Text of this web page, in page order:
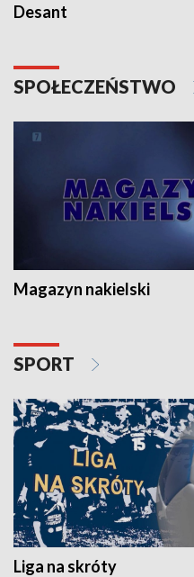
Desant
SPOŁECZEŃSTWO
Magazyn nakielski
SPORT
Liga na skróty